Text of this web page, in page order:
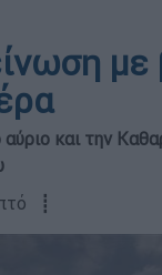
αύριο και την
┋